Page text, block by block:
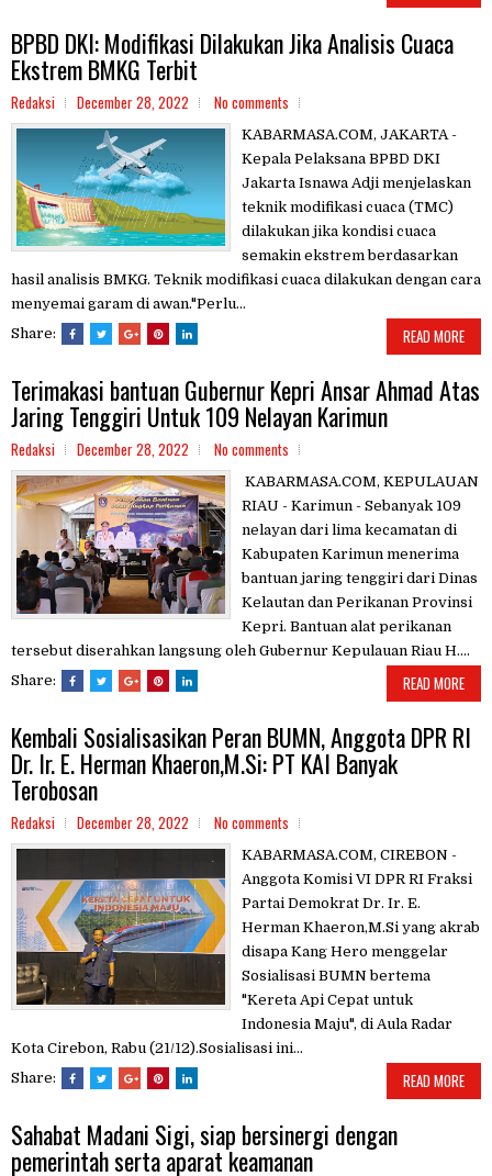
BPBD DKI: Modifikasi Dilakukan Jika Analisis Cuaca
Ekstrem BMKG Terbit
Redaksi December 28, 2022 No comments
KABARMASA.COM, JAKARTA -
Kepala Pelaksana BPBD DKI
Jakarta Isnawa Adji menjelaskan
teknik modifikasi cuaca (TMC)
dilakukan jika kondisi cuaca
semakin ekstrem berdasarkan
hasil analisis BMKG. Teknik modifikasi cuaca dilakukan dengan cara
menyemai garam di awan."Perlu...
Share:
READ MORE
Terimakasi bantuan Gubernur Kepri Ansar Ahmad Atas
Jaring Tenggiri Untuk 109 Nelayan Karimun
Redaksi December 28, 2022 No comments
KABARMASA.COM, KEPULAUAN
RIAU - Karimun - Sebanyak 109
nelayan dari lima kecamatan di
Kabupaten Karimun menerima
bantuan jaring tenggiri dari Dinas
Kelautan dan Perikanan Provinsi
Kepri. Bantuan alat perikanan
tersebut diserahkan langsung oleh Gubernur Kepulauan Riau H....
Share:
READ MORE
Kembali Sosialisasikan Peran BUMN, Anggota DPR RI
Dr. Ir. E. Herman Khaeron,M.Si: PT KAI Banyak
Terobosan
Redaksi December 28, 2022 No comments
KABARMASA.COM, CIREBON -
Anggota Komisi VI DPR RI Fraksi
Partai Demokrat Dr. Ir. E.
Herman Khaeron,M.Si yang akrab
disapa Kang Hero menggelar
Sosialisasi BUMN bertema
"Kereta Api Cepat untuk
Indonesia Maju", di Aula Radar
Kota Cirebon, Rabu (21/12).Sosialisasi ini...
Share:
READ MORE
Sahabat Madani Sigi, siap bersinergi dengan
pemerintah serta aparat keamanan